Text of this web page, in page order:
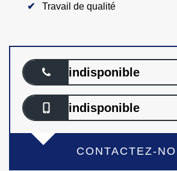
Travail de qualité
indisponible
indisponible
CONTACTEZ-